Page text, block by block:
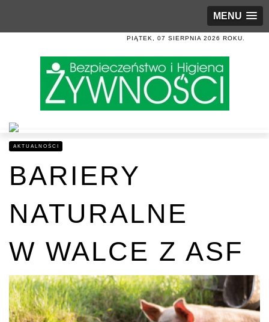
MENU
PIĄTEK, 07 SIERPNIA 2026 ROKU.
AKTUALNOŚCI
BARIERY
NATURALNE
W WALCE Z ASF